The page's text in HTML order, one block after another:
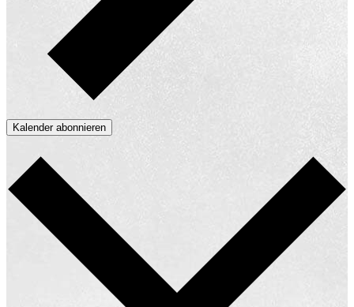
Kalender abonnieren